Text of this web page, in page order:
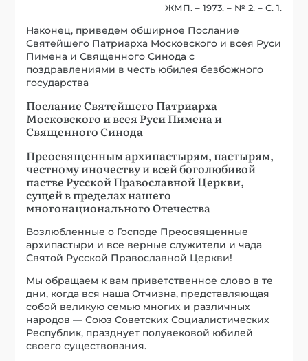
ЖМП. – 1973. – № 2. – С. 1.
Наконец, приведем обширное Послание
Святейшего Патриарха Московского и всея Руси
Пимена и Священного Синода с
поздравлениями в честь юбилея безбожного
государства
Послание Святейшего Патриарха
Московского и всея Руси Пимена и
Священного Синода
Преосвященным архипастырям, пастырям,
честному иночеству и всей боголюбивой
пастве Русской Православной Церкви,
сущей в пределах нашего
многонационального Отечества
Возлюбленные о Господе Преосвященные
архипастыри и все верные служители и чада
Святой Русской Православной Церкви!
Мы обращаем к вам приветственное слово в те
дни, когда вся наша Отчизна, представляющая
собой великую семью многих и различных
народов — Союз Советских Социалистических
Республик, празднует полувековой юбилей
своего существования.